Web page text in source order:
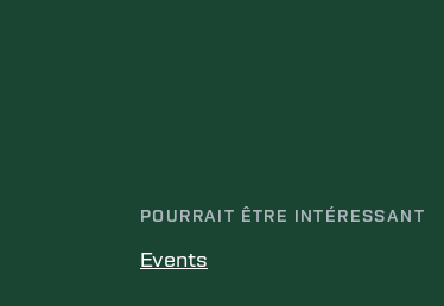
POURRAIT ÊTRE INTÉRESSANT
Events